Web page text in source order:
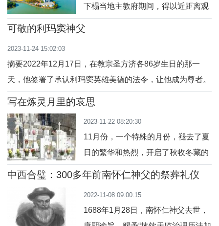
于东湖湖畔的美丽教堂，并有机会多
点了解了关中地区历史悠久的凤翔教
识 &nb
下榻当地主教府期间，得以近距离观
的历史。在徐宏根主教和教区秘书长
薛建刚神父的协助下，顺便参观了当
地教会仅存的4座中西合璧的老教堂
苏州教区敬
可敬的利玛窦神父
2023-11-24 15:02:03
摘要2022年12月17日，在教宗圣方济各86岁生日的那一
天，他签署了承认利玛窦英雄美德的法令，让他成为尊者。
这让我有机会分享我从利玛窦的人生中得到的一些见解。大
不熟悉。现在，我在中国生活了大约20年，利玛窦已经成为
我的一个真正的灵感，就像在他死后四个世纪的今
写在炼灵月里的哀思
2023-11-22 08:20:30
11月份，一个特殊的月份，褪去了夏
日的繁华和热烈，开启了秋收冬藏的
模式。此时的空气里透着寒意，阳光
成群结队地被风吹落，仿佛一道时间
的分界线，像告别，也似开启，云淡
中西合璧：300多年前南怀仁神父的祭葬礼仪
2022-11-08 09:00:15
1688年1月28日，南怀仁神父去世，